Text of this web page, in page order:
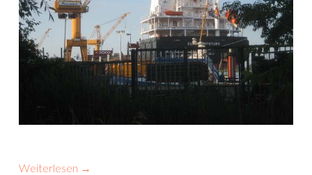
Weiterlesen →